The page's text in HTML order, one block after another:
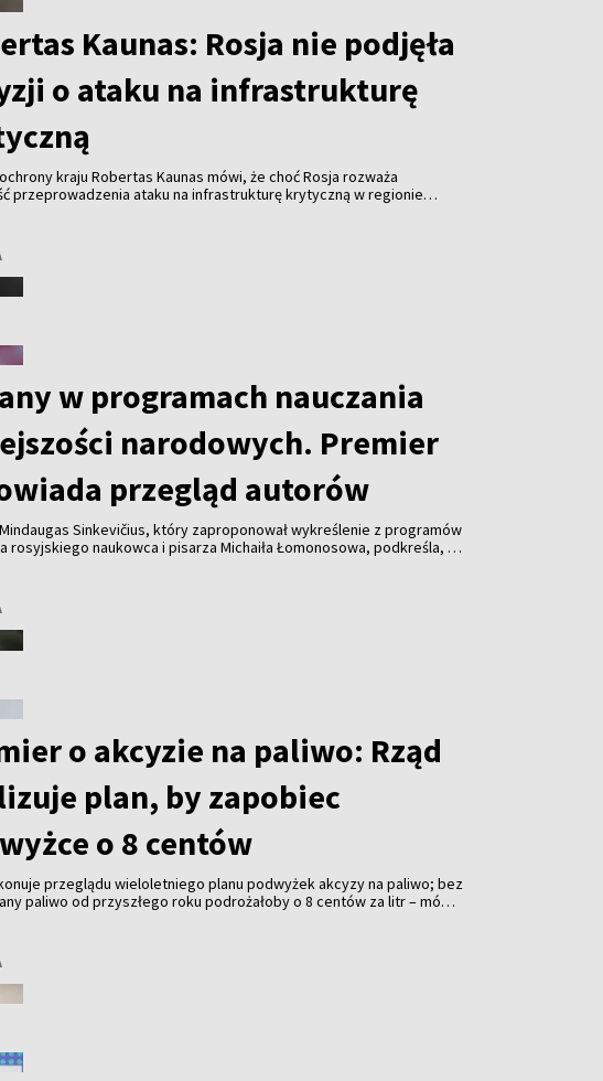
Kaunas: Rosja nie podjęła
o ataku na infrastrukturę
kraju Robertas Kaunas mówi, że choć Rosja rozważa
przeprowadzenia ataku na infrastrukturę krytyczną w regionie
w programach nauczania
narodowych. Premier
przegląd autorów
Sinkevičius, który zaproponował wykreślenie z programów
rosyjskiego naukowca i pisarza Michaiła Łomonosowa, podkreśla, że
o akcyzie na paliwo: Rząd
plan, by zapobiec
o 8 centów
przeglądu wieloletniego planu podwyżek akcyzy na paliwo; bez
paliwo od przyszłego roku podrożałoby o 8 centów za litr – mówi